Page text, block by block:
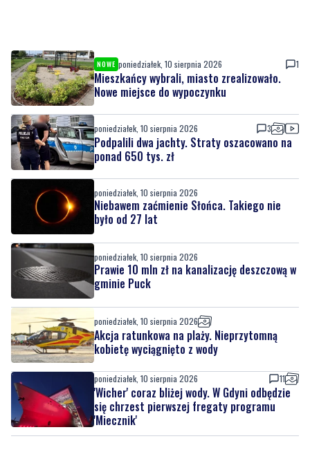
NOWE poniedziałek, 10 sierpnia 2026 1
Mieszkańcy wybrali, miasto zrealizowało.
Nowe miejsce do wypoczynku
poniedziałek, 10 sierpnia 2026 3
Podpalili dwa jachty. Straty oszacowano na
ponad 650 tys. zł
poniedziałek, 10 sierpnia 2026
Niebawem zaćmienie Słońca. Takiego nie
było od 27 lat
poniedziałek, 10 sierpnia 2026
Prawie 10 mln zł na kanalizację deszczową w
gminie Puck
poniedziałek, 10 sierpnia 2026
Akcja ratunkowa na plaży. Nieprzytomną
kobietę wyciągnięto z wody
poniedziałek, 10 sierpnia 2026 11
'Wicher' coraz bliżej wody. W Gdyni odbędzie
się chrzest pierwszej fregaty programu
'Miecznik'